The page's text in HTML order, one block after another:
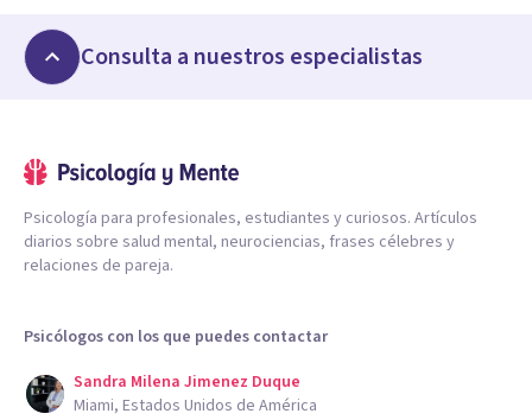
Consulta a nuestros especialistas
Psicología para profesionales, estudiantes y curiosos. Artículos
diarios sobre salud mental, neurociencias, frases célebres y
relaciones de pareja.
Psicólogos con los que puedes contactar
Sandra Milena Jimenez Duque
Miami, Estados Unidos de América